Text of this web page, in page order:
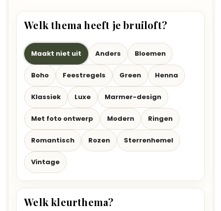
Welk thema heeft je bruiloft?
Maakt niet uit Anders Bloemen
Boho Feestregels Green Henna
Klassiek Luxe Marmer-design
Met foto ontwerp Modern Ringen
Romantisch Rozen Sterrenhemel
Vintage
Welk kleurthema?